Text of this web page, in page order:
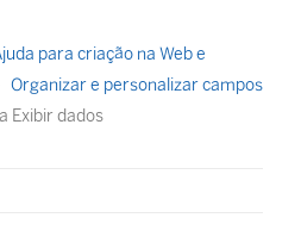
para criação na Web e
Organizar e personalizar campos
Exibir dados